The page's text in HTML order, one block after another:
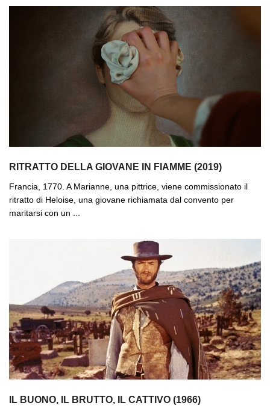
RITRATTO DELLA GIOVANE IN FIAMME (2019)
Francia, 1770. A Marianne, una pittrice, viene commissionato il
ritratto di Heloise, una giovane richiamata dal convento per
maritarsi con un ...
IL BUONO, IL BRUTTO, IL CATTIVO (1966)